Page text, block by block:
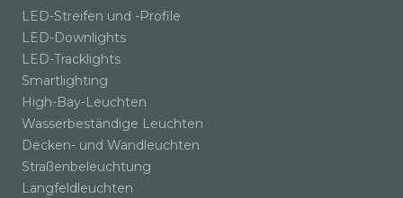
LED-Streifen und -Profile
LED-Downlights
LED-Tracklights
Smartlighting
High-Bay-Leuchten
Wasserbeständige Leuchten
Decken- und Wandleuchten
Straßenbeleuchtung
Langfeldleuchten